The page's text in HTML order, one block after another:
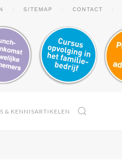
SITEMAP CONTACT
& KENNISARTIKELEN